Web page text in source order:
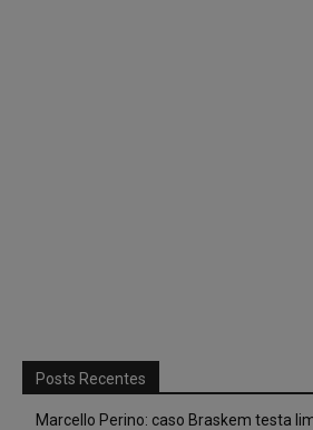
Posts Recentes
Marcello Perino: caso Braskem testa